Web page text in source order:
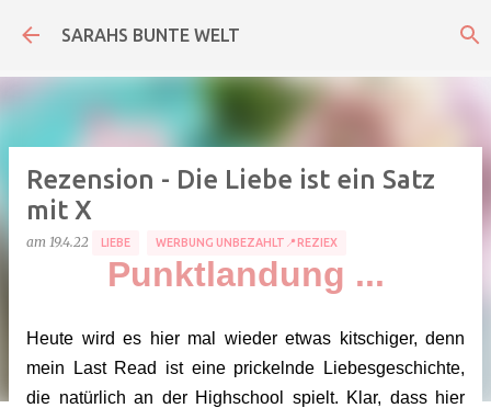
Direkt zum Hauptbereich
SARAHS BUNTE WELT
Rezension - Die Liebe ist ein Satz
mit X
am 19.4.22 LIEBE WERBUNG UNBEZAHLT📍REZIEX
Punktlandung ...
Heute wird es hier mal wieder etwas kitschiger, denn
mein Last Read ist eine prickelnde Liebesgeschichte,
die natürlich an der Highschool spielt. Klar, dass hier